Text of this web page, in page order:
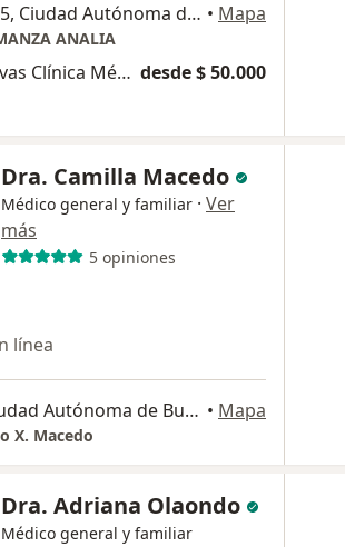
Av. Rivadavia 6585, Ciudad Autónoma de Buenos Aires • Mapa
ANALIA
Consultas sucesivas Clínica Médica desde $ 50.000
Dra. Camilla Macedo
Médico general y familiar · Ver
más
5 opiniones
línea
Moreno 1443, Ciudad Autónoma de Buenos Aires • Mapa
X. Macedo
Dra. Adriana Olaondo
Médico general y familiar